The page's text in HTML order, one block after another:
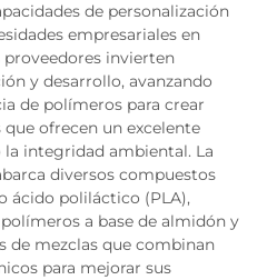
de personalización
empresariales en
invierten
y desarrollo, avanzando
de polímeros para crear
ofrecen un excelente
integridad ambiental. La
diversos compuestos
ácido poliláctico (PLA),
a base de almidón y
de mezclas que combinan
para mejorar sus